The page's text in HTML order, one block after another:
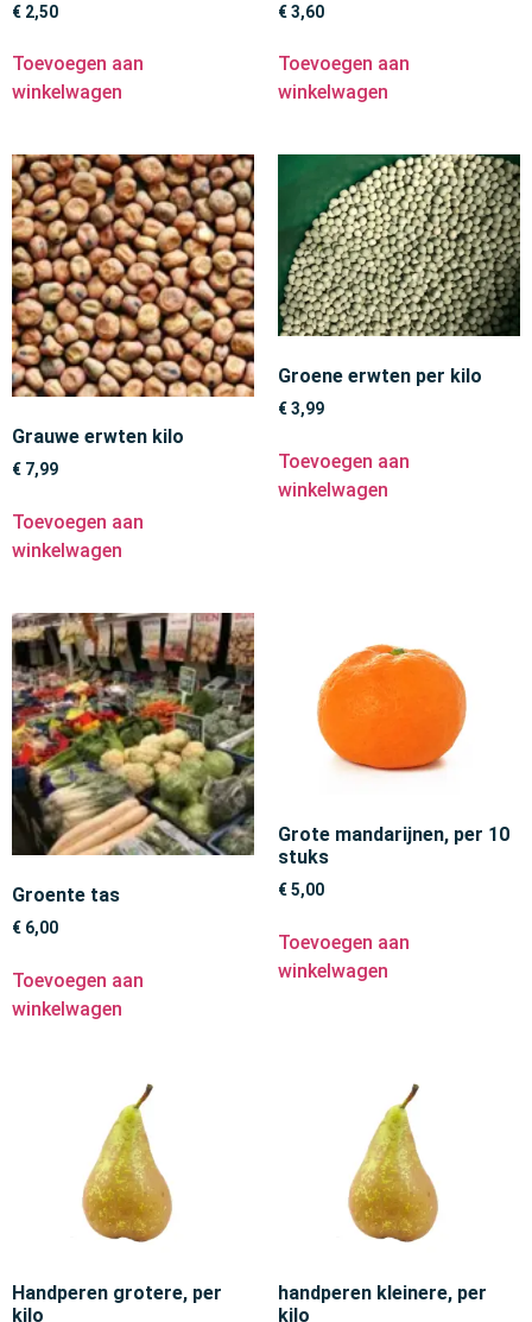
€ 2,50
Toevoegen aan
winkelwagen
€3,60
Toevoegen aan
winkelwagen
Grauwe erwten kilo
€ 7,99
Toevoegen aan
winkelwagen
Groene erwten per kilo
€3,99
Toevoegen aan
winkelwagen
Groente tas
€ 6,00
Toevoegen aan
winkelwagen
Grote mandarijnen, per 10
stuks
€5,00
Toevoegen aan
winkelwagen
Handperen grotere, per
kilo
handperen kleinere, per
kilo